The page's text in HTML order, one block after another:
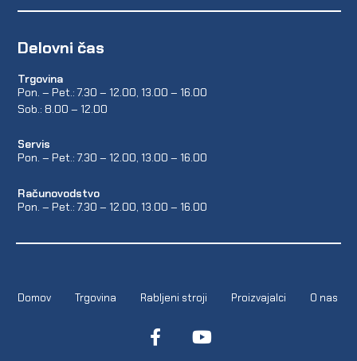
Delovni čas
Trgovina
Pon. – Pet.: 7.30 – 12.00, 13.00 – 16.00
Sob.: 8.00 – 12.00
Servis
Pon. – Pet.: 7.30 – 12.00, 13.00 – 16.00
Računovodstvo
Pon. – Pet.: 7.30 – 12.00, 13.00 – 16.00
Domov Trgovina Rabljeni stroji Proizvajalci O nas